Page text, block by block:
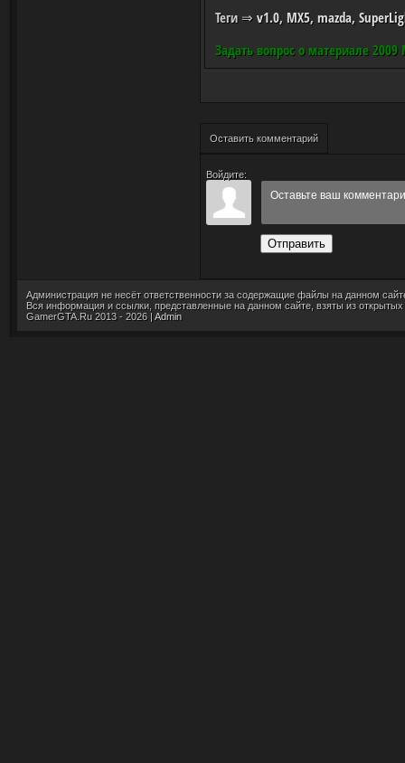
Теги ⇒v1.0, MX5,mazda,
Задать вопрос о материале
Оставить комментарий
Войдите:
Отправить
Администрация не несёт ответственности за содержащие файлы на данном
Вся информация и ссылки, представленные на данном сайте, взяты из
GamerGTA.Ru 2013 - 2026 |Admin